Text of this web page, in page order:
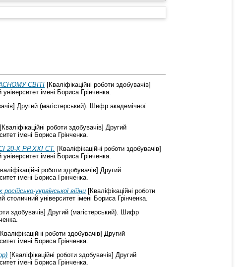
СВІТІ [Кваліфікаційні роботи здобувачів]
імені Бориса Грінченка.
Другий (магістерський). Шифр академічної
[Кваліфікаційні роботи здобувачів] Другий
імені Бориса Грінченка.
Х РР.ХХІ СТ. [Кваліфікаційні роботи здобувачів]
імені Бориса Грінченка.
роботи здобувачів] Другий
імені Бориса Грінченка.
української війни [Кваліфікаційні роботи
університет імені Бориса Грінченка.
здобувачів] Другий (магістерський). Шифр
роботи здобувачів] Другий
імені Бориса Грінченка.
[Кваліфікаційні роботи здобувачів] Другий
імені Бориса Грінченка.